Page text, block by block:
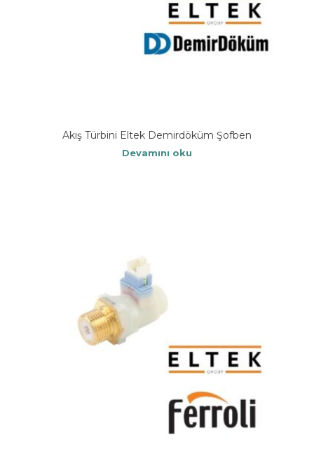
Akış Türbini Eltek Demirdöküm Şofben
Devamını oku